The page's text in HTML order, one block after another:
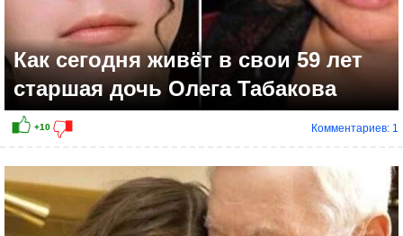
+6
Как сегодня живёт в свои 59 лет
старшая дочь Олега Табакова
Комментариев: 1